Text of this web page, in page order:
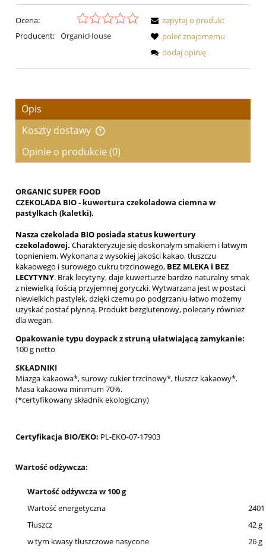
Ocena:
Producent: OrganicHouse
zapytaj o produkt
poleć znajomemu
dodaj opinię
Opis
Koszty dostawy
Cena nie zawiera ewentualnych kosztów płatności
Opinie o produkcie (0)
ORGANIC SUPER FOOD
CZEKOLADA BIO - kuwertura czekoladowa ciemna w
pastylkach (kaletki).
Nasza czekolada BIO posiada status kuwertury
czekoladowej. Charakteryzuje się doskonałym smakiem i łatwym
topnieniem. Wykonana z wysokiej jakości kakao, tłuszczu
kakaowego i surowego cukru trzcinowego, BEZ MLEKA i BEZ
LECYTYNY. Brak lecytyny, daje kuwerturze bardzo naturalny smak
z niewielką ilością przyjemnej goryczki. Wytwarzana jest w postaci
niewielkich pastylek, dzięki czemu po podgrzaniu łatwo możemy
uzyskać postać płynną. Produkt bezglutenowy, polecany również
dla wegan.
Opakowanie typu doypack z struną ułatwiającą zamykanie:
100 g netto
SKŁADNIKI
Miazga kakaowa*, surowy cukier trzcinowy*, tłuszcz kakaowy*.
Masa kakaowa minimum 70%.
(*certyfikowany składnik ekologiczny)
Certyfikacja BIO/EKO: PL-EKO-07-17903
Wartość odżywcza:
Wartość odżywcza w 100 g
Wartość energetyczna
Tłuszcz
42 g
w tym kwasy tłuszczowe nasycone
26 g